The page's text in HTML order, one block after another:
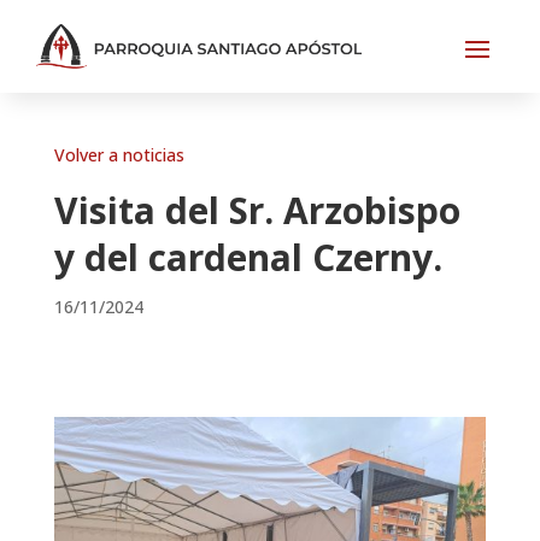
Volver a noticias
Visita del Sr. Arzobispo
y del cardenal Czerny.
16/11/2024